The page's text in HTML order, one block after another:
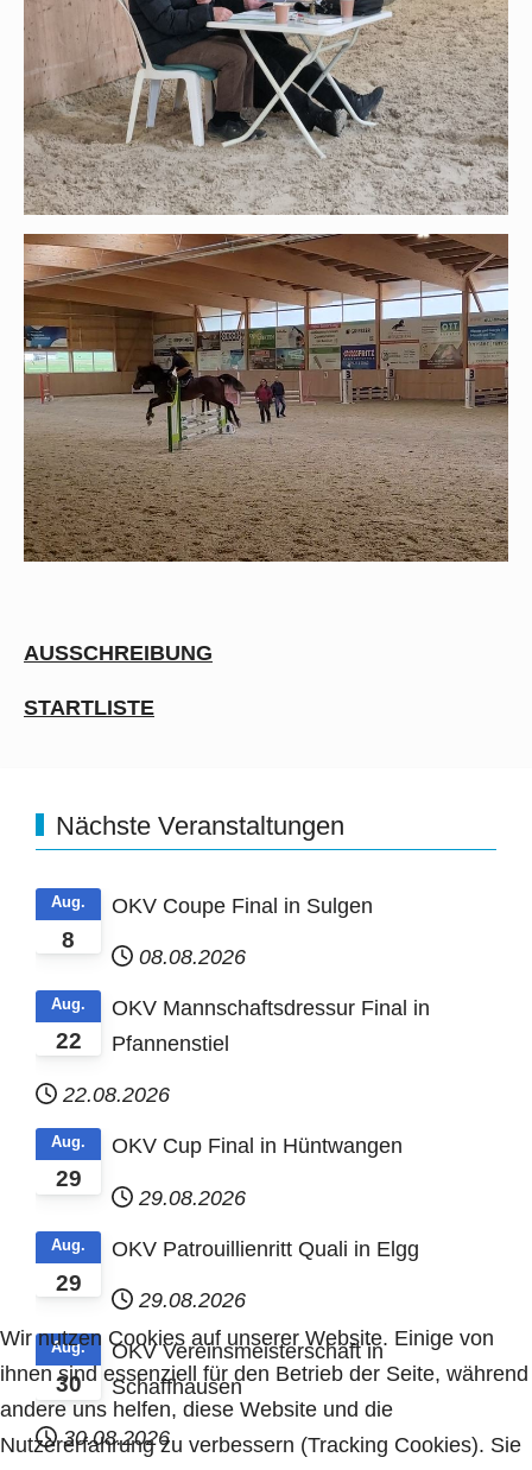
AUSSCHREIBUNG
STARTLISTE
Nächste Veranstaltungen
8
Aug. OKV Coupe Final in Sulgen
08.08.2026
22
Aug.
OKV Mannschaftsdressur Final in
Pfannenstiel
22.08.2026
29
Aug. OKV Cup Final in Hüntwangen
29.08.2026
29
Aug. OKV Patrouillienritt Quali in Elgg
29.08.2026
30
Aug.
OKV Vereinsmeisterschaft in
Schaffhausen
30.08.2026
Wir nutzen Cookies auf unserer Website. Einige von
ihnen sind essenziell für den Betrieb der Seite, während
andere uns helfen, diese Website und die
Nutzererfahrung zu verbessern (Tracking Cookies). Sie